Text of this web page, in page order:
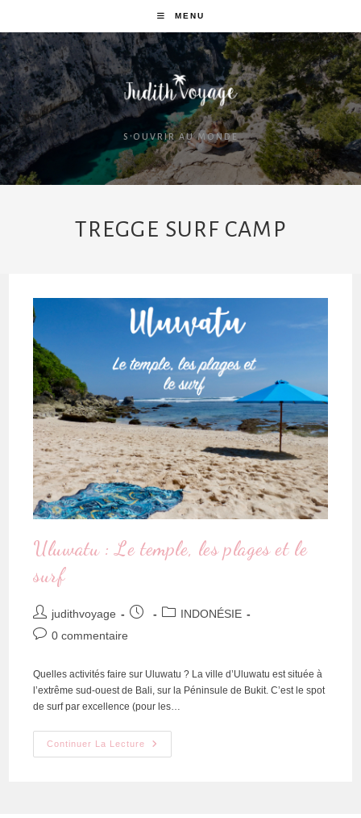
MENU
S'OUVRIR AU MONDE
TREGGE SURF CAMP
Uluwatu : Le temple, les plages et le
surf
judithvoyage
INDONÉSIE
0 commentaire
Quelles activités faire sur Uluwatu ? La ville d’Uluwatu est située à
l’extrême sud-ouest de Bali, sur la Péninsule de Bukit. C’est le spot
de surf par excellence (pour les…
Continuer La Lecture